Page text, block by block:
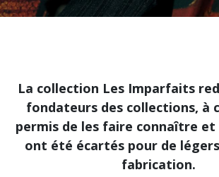
La collection Les Imparfaits
fondateurs des collections, à
permis de les faire connaître et
ont été écartés pour de
fabrication.